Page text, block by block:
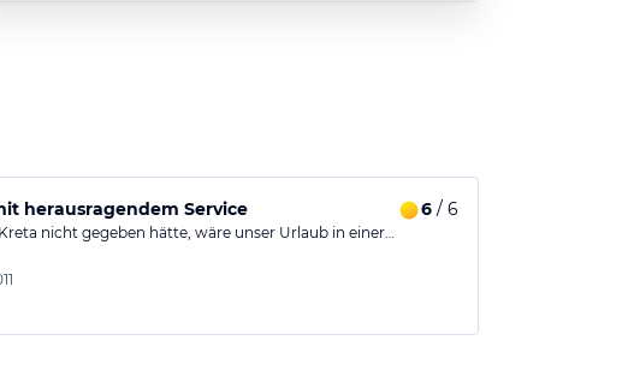
herausragendem Service 6 / 6
nicht gegeben hätte, wäre unser Urlaub in einer…